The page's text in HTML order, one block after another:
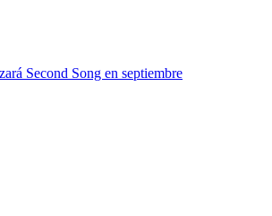
Second Song en septiembre